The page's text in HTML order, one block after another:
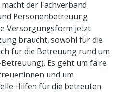
der Fachverband
Personenbetreuung
Versorgungsform jetzt
braucht, sowohl für die
für die Betreuung rund um
Es geht um faire
und um
Hilfen für die betreuten